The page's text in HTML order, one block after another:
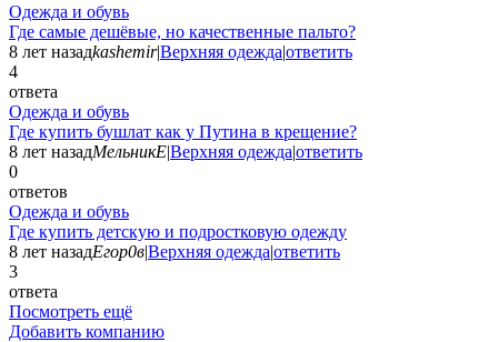
Одежда и обувь
Где самые дешёвые, но качественные пальто?
8 лет назадkashemir|Верхняя одежда|ответить
4
ответа
Одежда и обувь
Где купить бушлат как у Путина в крещение?
8 лет назадМельникЕ|Верхняя одежда|ответить
0
ответов
Одежда и обувь
Где купить детскую и подростковую одежду
8 лет назадЕгор0в|Верхняя одежда|ответить
3
ответа
Посмотреть ещё
Добавить компанию